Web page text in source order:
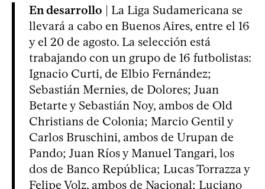
En desarrollo | La Liga Sudamericana se
llevará a cabo en Buenos Aires, entre el 16
y el 20 de agosto. La selección está
trabajando con un grupo de 16 futbolistas:
Ignacio Curti, de Elbio Fernández;
Sebastián Mernies, de Dolores; Juan
Betarte y Sebastián Noy, ambos de Old
Christians de Colonia; Marcio Gentil y
Carlos Bruschini, ambos de Urupan de
Pando; Juan Ríos y Manuel Tangari, los
dos de Banco República; Lucas Torrazza y
Felipe Volz, ambos de Nacional; Luciano